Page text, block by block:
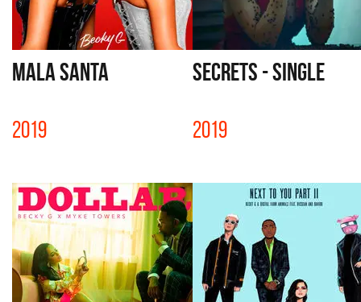
MALA SANTA
2019
SECRETS - SINGLE
2019